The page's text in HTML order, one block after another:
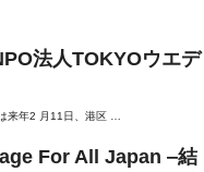
法人TOKYOウエデ
来年2 月11日、港区 …
For All Japan ‒結